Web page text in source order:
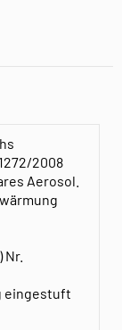
2008
Aerosol.
eingestuft